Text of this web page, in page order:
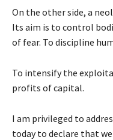
On the other side, a
Its aim is to control
of fear. To discipline
To intensify the
profits of capital.
I am privileged to
today to declare that